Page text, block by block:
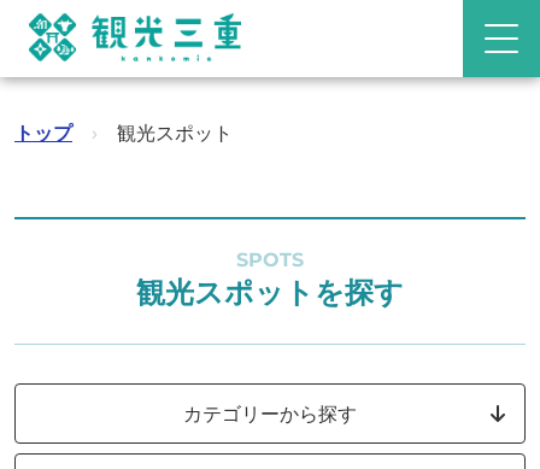
トップ › 観光スポット
SPOTS
観光スポットを探す
カテゴリーから探す